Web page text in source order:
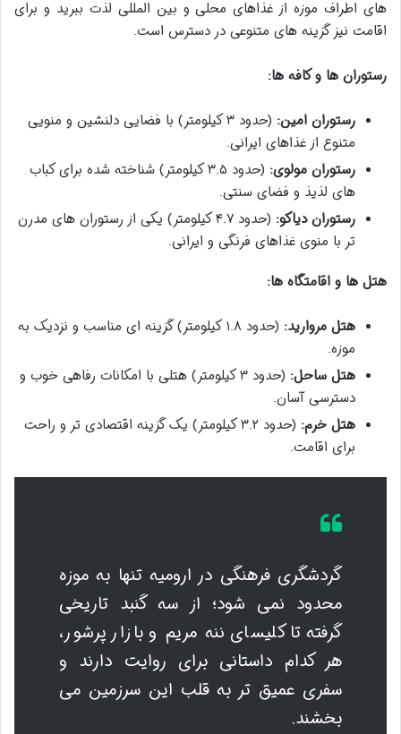
های اطراف موزه از غذاهای محلی و بین المللی لذت ببرید و برای
اقامت نیز گزینه های متنوعی در دسترس است.
رستوران ها و کافه ها:
رستوران امین:
(حدود ۳ کیلومتر) با فضایی دلنشین و منویی
متنوع از غذاهای ایرانی.
رستوران مولوی:
(حدود ۳.۵ کیلومتر) شناخته شده برای کباب
های لذیذ و فضای سنتی.
رستوران دیاکو:
(حدود ۴.۷ کیلومتر) یکی از رستوران های مدرن
تر با منوی غذاهای فرنگی و ایرانی.
هتل ها و اقامتگاه ها:
هتل مروارید:
(حدود ۱.۸ کیلومتر) گزینه ای مناسب و نزدیک به
موزه.
هتل ساحل:
(حدود ۳ کیلومتر) هتلی با امکانات رفاهی خوب و
دسترسی آسان.
هتل خرم:
(حدود ۳.۲ کیلومتر) یک گزینه اقتصادی تر و راحت
برای اقامت.
گردشگری فرهنگی در ارومیه تنها به موزه
محدود نمی شود؛ از سه گنبد تاریخی
گرفته تا کلیسای ننه مریم و بازار پرشور،
هر کدام داستانی برای روایت دارند و
سفری عمیق تر به قلب این سرزمین می
بخشند.